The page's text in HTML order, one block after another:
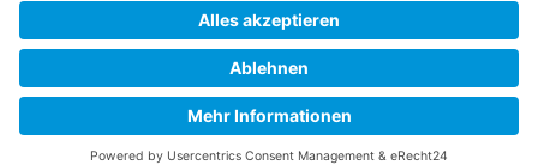
haug® bürsten KG • 2026 |Impressum
Datenschutz
| AGB | Vertrag widerrufen